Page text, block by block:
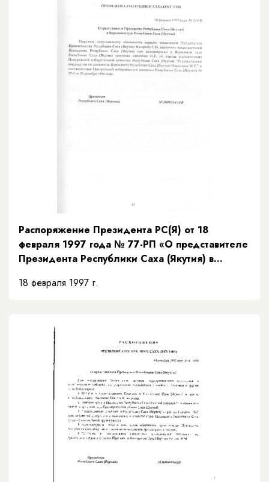
Распоряжение Президента РС(Я) от 18
февраля 1997 года № 77-РП «О представителе
Президента Республики Саха (Якутия) в
18 февраля 1997 г.